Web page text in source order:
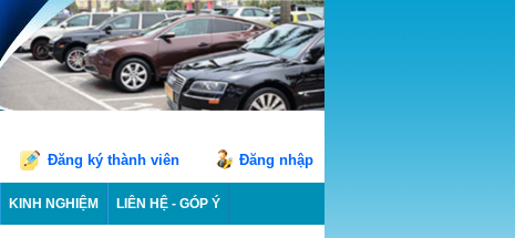
Đăng ký thành viên Đăng nhập
KINH NGHIỆM LIÊN HỆ - GÓP Ý